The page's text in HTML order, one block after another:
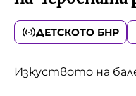
Новините на
Приказки
Песнички
Искри
Интересен
ДЕТСКОТО БНР
Изкуството на